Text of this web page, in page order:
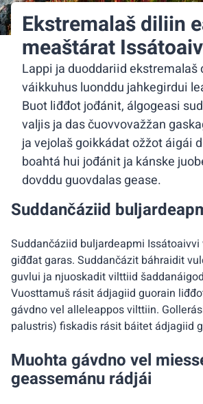
Ekstremalaš diliin
meaštárat
Lappi ja duoddariid ekstremalaš
váikkuhus luonddu jahkegirdui
Buot liđđot jođánit, álgogeasi
valjis ja das čuovvovažžan
ja vejolaš goikkádat ožžot áigái
boahtá hui jođánit ja kánske
dovddu guovdalas gease.
Suddančáziid
Suddančáziid buljardeapmi
giđđat garas. Suddančázit báhraidit
guvlui ja njuoskadit vilttiid
Vuosttamuš rásit ádjagiid guorain
gávdno vel alleleappos vilttiin.
palustris) fiskadis rásit báitet ádjagiid
Muohta gávdno vel
geassemánu rádjái